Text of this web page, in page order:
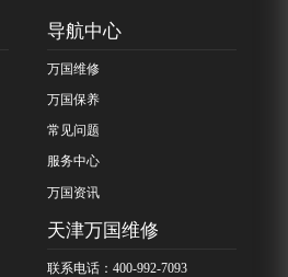
导航中心
万国维修
万国保养
常见问题
服务中心
万国资讯
天津万国维修
联系电话：400-992-7093